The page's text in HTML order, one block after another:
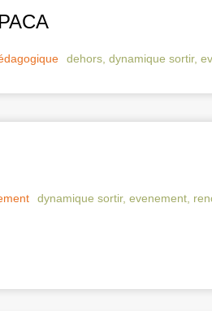
dehors, dynamique sortir,
dynamique sortir, evenement,